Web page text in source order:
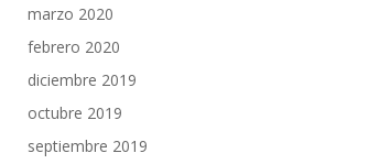
marzo 2020
febrero 2020
diciembre 2019
octubre 2019
septiembre 2019